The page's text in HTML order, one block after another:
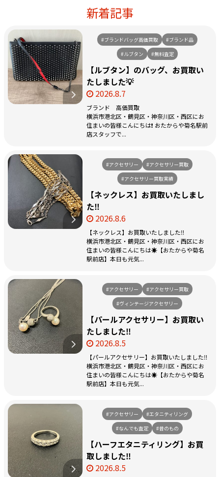
新着記事
#ブランドバッグ高価買取
#ブランド品
#ルブタン
#無料査定
【ルブタン】のバッグ、お買取い
たしました💡
2026.8.7
ブランド 高価買取
横浜市港北区・鶴見区・神奈川区・西区にお
住まいの皆様こんにちは❗️ おたからや菊名駅前
店スタッフで...
#アクセサリー
#アクセサリー買取
#アクセサリー買取実績
【ネックレス】お買取いたしまし
た‼️
2026.8.6
【ネックレス】お買取いたしました‼️
横浜市港北区・鶴見区・神奈川区・西区にお
住まいの皆様こんにちは☀️【おたからや菊名
駅前店】本日も元気...
#アクセサリー
#アクセサリー買取
#ヴィンテージアクセサリー
【パールアクセサリー】お買取い
たしました‼️
2026.8.5
【パールアクセサリー】お買取いたしました‼️
横浜市港北区・鶴見区・神奈川区・西区にお
住まいの皆様こんにちは☀️【おたからや菊名
駅前店】本日も元気...
#アクセサリー
#エタニティリング
#なんでも査定
#昔のもの
【ハーフエタニティリング】お買
取しました‼️
2026.8.5